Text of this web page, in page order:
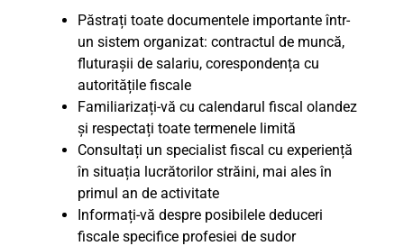
Păstrați toate documentele importante într-
un sistem organizat: contractul de muncă,
fluturașii de salariu, corespondența cu
autoritățile fiscale
Familiarizați-vă cu calendarul fiscal olandez
și respectați toate termenele limită
Consultați un specialist fiscal cu experiență
în situația lucrătorilor străini, mai ales în
primul an de activitate
Informați-vă despre posibilele deduceri
fiscale specifice profesiei de sudor